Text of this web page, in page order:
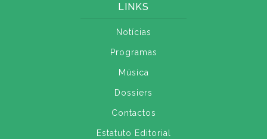
LINKS
Notícias
Programas
Música
Dossiers
Contactos
Estatuto Editorial